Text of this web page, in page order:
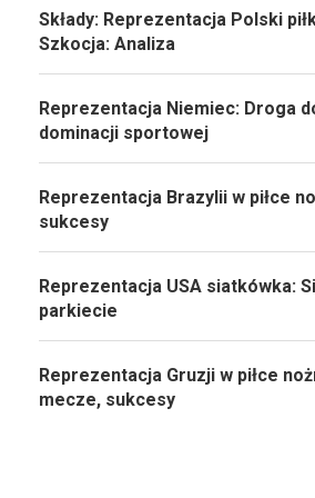
Składy: Reprezentacja Polski
Szkocja: Analiza
Reprezentacja Niemiec: Droga
dominacji sportowej
Reprezentacja Brazylii w piłce
sukcesy
Reprezentacja USA siatkówka:
parkiecie
Reprezentacja Gruzji w piłce
mecze, sukcesy